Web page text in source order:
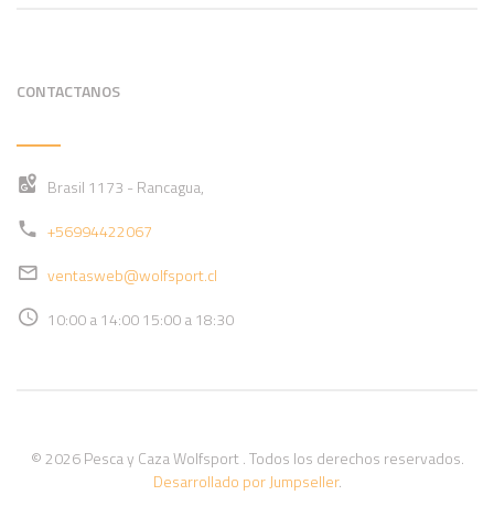
CONTACTANOS
Brasil 1173 - Rancagua,
+56994422067
ventasweb@wolfsport.cl
10:00 a 14:00 15:00 a 18:30
© 2026 Pesca y Caza Wolfsport . Todos los derechos reservados.
Desarrollado por Jumpseller.